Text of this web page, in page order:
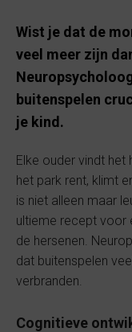
Wist je dat de
veel meer zijn
buitenspelen
je kind.
Elke ouder vindt het
het park rent, klimt
is niet alleen maar
ultieme recept voor
de hersenen.
dat buitenspelen
verbranden.
Cognitieve